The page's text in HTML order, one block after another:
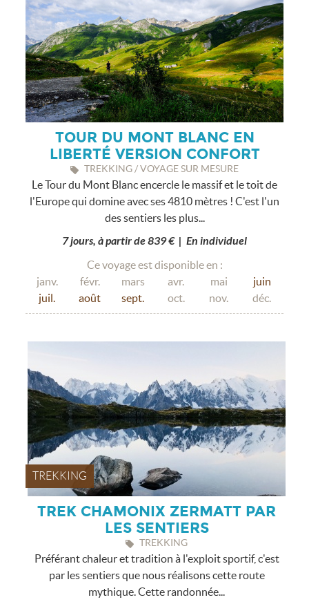
TOUR DU MONT BLANC EN
LIBERTÉ VERSION CONFORT
TREKKING / VOYAGE SUR MESURE
Le Tour du Mont Blanc encercle le massif et le toit de
l'Europe qui domine avec ses 4810 mètres ! C'est l'un
des sentiers les plus...
7 jours, à partir de 839 € | En individuel
Ce voyage est disponible en :
janv.
févr. mars avr. mai
juin
juil.
août sept. oct. nov. déc.
TREKKING
TREK CHAMONIX ZERMATT PAR
LES SENTIERS
TREKKING
Préférant chaleur et tradition à l'exploit sportif, c'est
par les sentiers que nous réalisons cette route
mythique. Cette randonnée...